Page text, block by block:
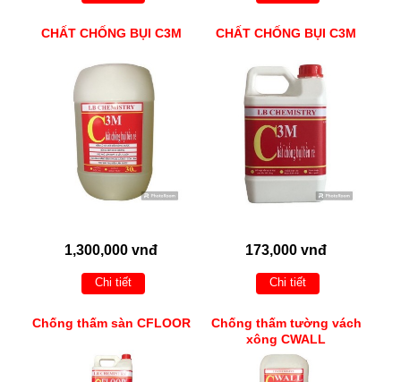
CHẤT CHỐNG BỤI C3M
1,300,000 vnđ
Chi tiết
CHẤT CHỐNG BỤI C3M
173,000 vnđ
Chi tiết
Chống thấm sàn CFLOOR
Chống thấm tường vách
xông CWALL